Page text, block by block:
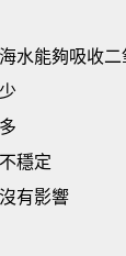
水能夠吸收
少
多
不穩定
沒有影響